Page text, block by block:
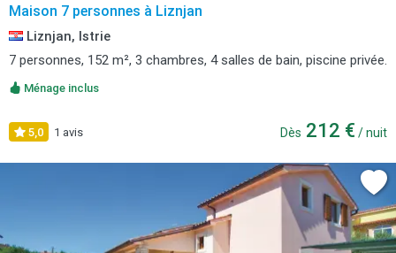
Maison 7 personnes à Liznjan
Liznjan, Istrie
7 personnes, 152 m², 3 chambres, 4 salles de bain, piscine privée.
Ménage inclus
5,0 1 avis Dès 212 € / nuit